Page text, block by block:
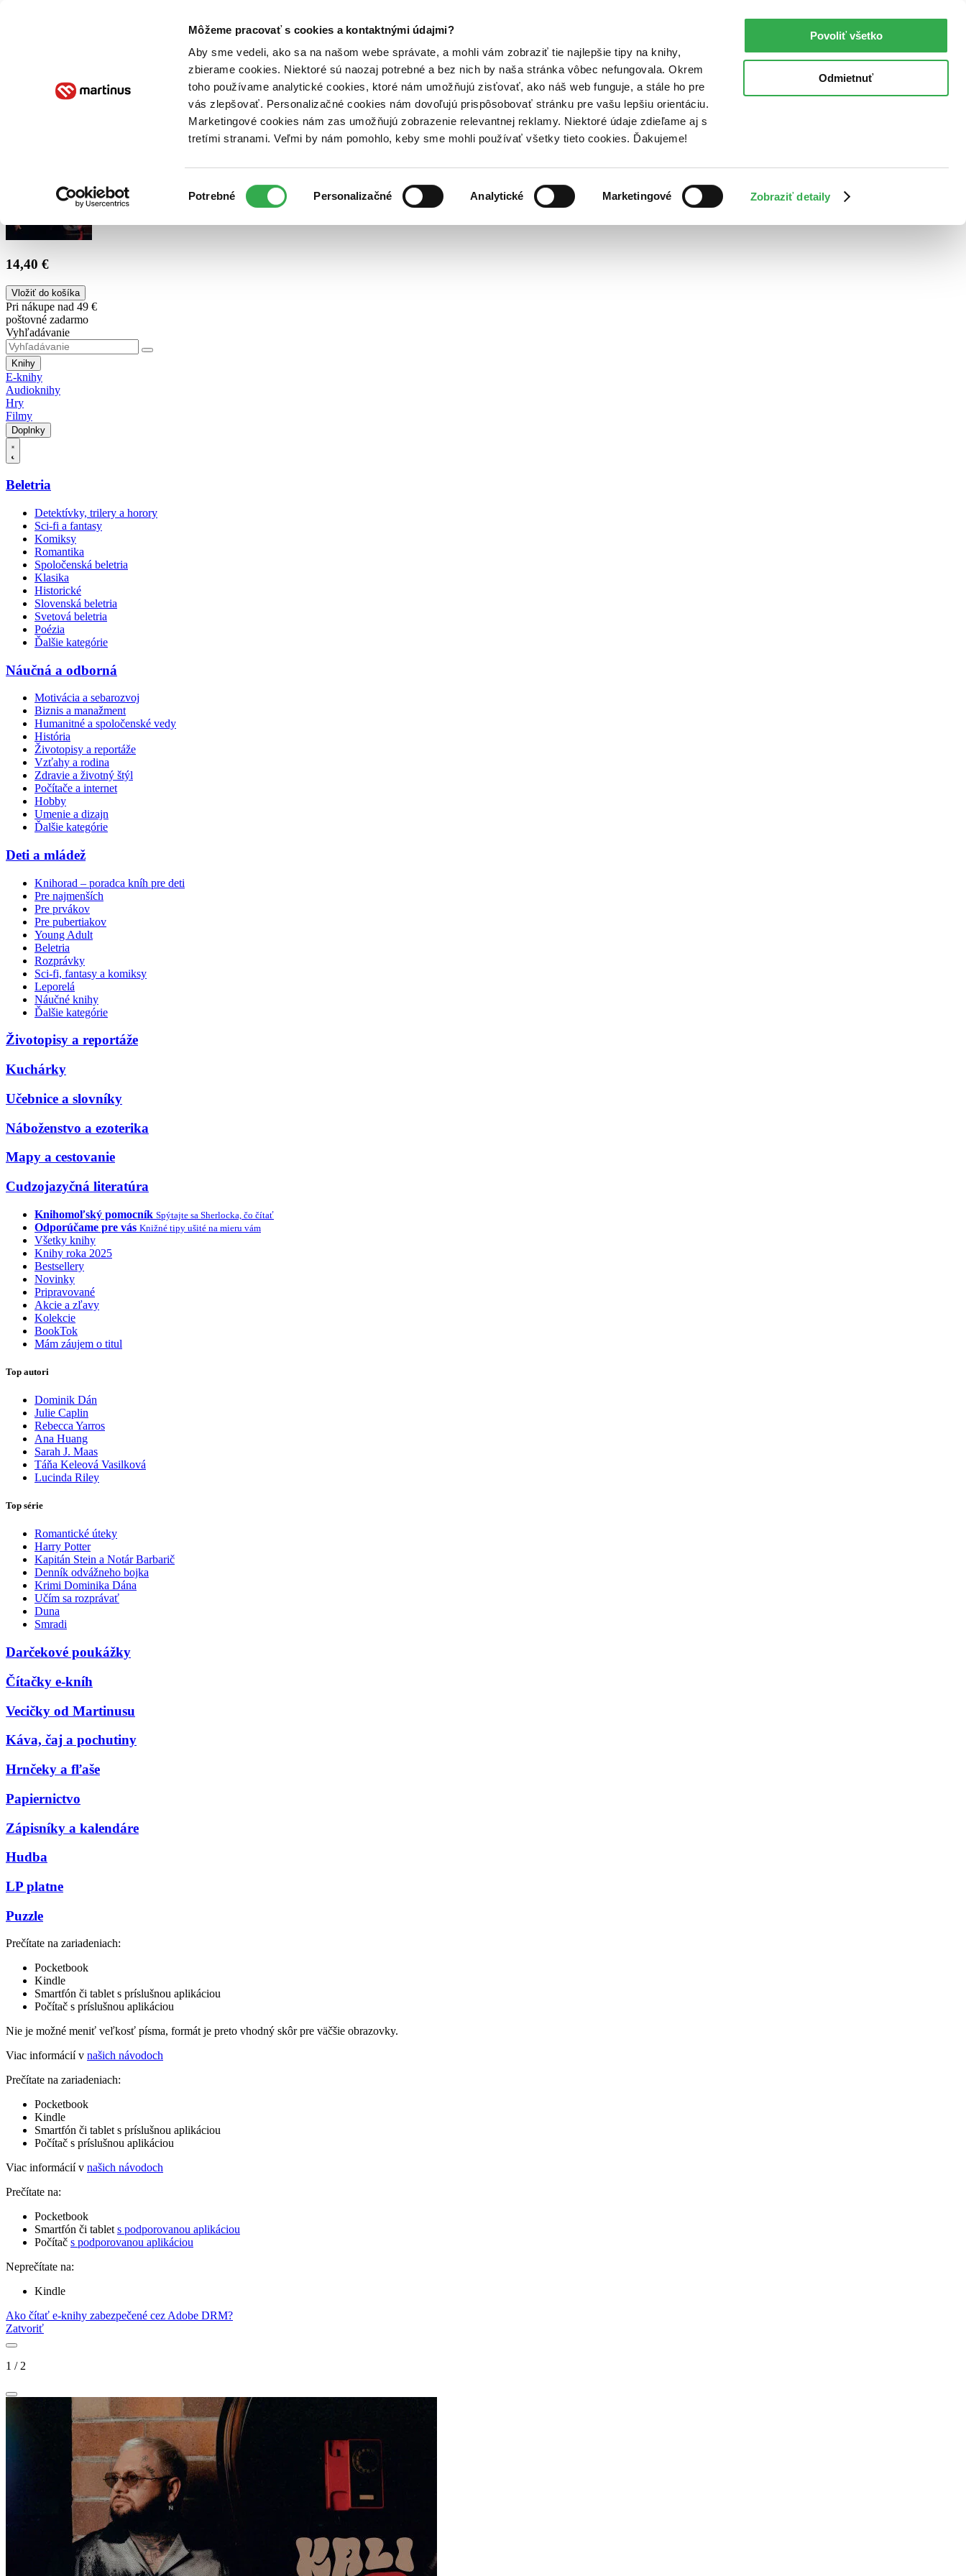
Môžeme pracovať s cookies a kontaktnými údajmi?
Aby sme vedeli, ako sa na našom webe správate, a mohli vám zobraziť tie najlepšie tipy na knihy,
zbierame cookies. Niektoré sú naozaj potrebné a bez nich by naša stránka vôbec nefungovala. Okrem
toho používame analytické cookies, ktoré nám umožňujú zisťovať, ako náš web funguje, a stále ho pre
vás zlepšovať. Personalizačné cookies nám dovoľujú prispôsobovať stránku pre vašu lepšiu orientáciu.
Marketingové cookies nám zas umožňujú zobrazenie relevantnej reklamy. Niektoré údaje zdieľame aj s
tretími stranami. Veľmi by nám pomohlo, keby sme mohli používať všetky tieto cookies. Ďakujeme!
súhlasu
Potrebné Personalizačné Analytické Marketingové Zobraziť detaily
Povoliť všetko
Odmietnuť
Poukážky Kontakt
14,40 €
Vložiť do košíka
Pri nákupe nad 49 €
poštovné zadarmo
Vyhľadávanie
Knihy
E-knihy
Audioknihy
Hry
Filmy
Doplnky
Beletria
Detektívky, trilery a horory
Sci-fi a fantasy
Komiksy
Romantika
Spoločenská beletria
Klasika
Historické
Slovenská beletria
Svetová beletria
Poézia
Ďalšie kategórie
Náučná a odborná
Motivácia a sebarozvoj
Biznis a manažment
Humanitné a spoločenské vedy
História
Životopisy a reportáže
Vzťahy a rodina
Zdravie a životný štýl
Počítače a internet
Hobby
Umenie a dizajn
Ďalšie kategórie
Deti a mládež
Knihorad – poradca kníh pre deti
Pre najmenších
Pre prvákov
Pre pubertiakov
Young Adult
Beletria
Rozprávky
Sci-fi, fantasy a komiksy
Leporelá
Náučné knihy
Ďalšie kategórie
Životopisy a reportáže
Kuchárky
Učebnice a slovníky
Náboženstvo a ezoterika
Mapy a cestovanie
Cudzojazyčná literatúra
Knihomoľský pomocník Spýtajte sa Sherlocka, čo čítať
Odporúčame pre vás Knižné tipy ušité na mieru vám
Všetky knihy
Knihy roka 2025
Bestsellery
Novinky
Pripravované
Akcie a zľavy
Kolekcie
BookTok
Mám záujem o titul
Top autori
Dominik Dán
Julie Caplin
Rebecca Yarros
Ana Huang
Sarah J. Maas
Táňa Keleová Vasilková
Lucinda Riley
Top série
Romantické úteky
Harry Potter
Kapitán Stein a Notár Barbarič
Denník odvážneho bojka
Krimi Dominika Dána
Učím sa rozprávať
Duna
Smradi
Darčekové poukážky
Čítačky e-kníh
Vecičky od Martinusu
Káva, čaj a pochutiny
Hrnčeky a fľaše
Papiernictvo
Zápisníky a kalendáre
Hudba
LP platne
Puzzle
Prečítate na zariadeniach:
Pocketbook
Kindle
Smartfón či tablet s príslušnou aplikáciou
Počítač s príslušnou aplikáciou
Nie je možné meniť veľkosť písma, formát je preto vhodný skôr pre väčšie obrazovky.
Viac informácií v našich návodoch
Prečítate na zariadeniach:
Pocketbook
Kindle
Smartfón či tablet s príslušnou aplikáciou
Počítač s príslušnou aplikáciou
Viac informácií v našich návodoch
Prečítate na:
Pocketbook
Smartfón či tablet s podporovanou aplikáciou
Počítač s podporovanou aplikáciou
Neprečítate na:
Kindle
Ako čítať e-knihy zabezpečené cez Adobe DRM?
Zatvoriť
1 / 2